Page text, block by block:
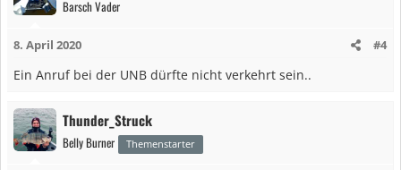
Barsch Vader
8. April 2020 #4
Ein Anruf bei der UNB dürfte nicht verkehrt sein..
Thunder_Struck
Belly Burner Themenstarter